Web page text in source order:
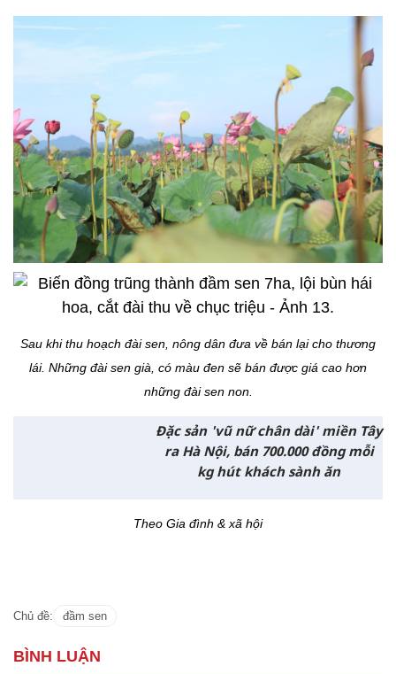
Sau khi thu hoạch đài sen, nông dân đưa về bán lại cho thương
lái. Những đài sen già, có màu đen sẽ bán được giá cao hơn
những đài sen non.
Đặc sản 'vũ nữ chân dài' miền Tây
ra Hà Nội, bán 700.000 đồng mỗi
kg hút khách sành ăn
Theo Gia đình & xã hội
Chủ đề: đầm sen